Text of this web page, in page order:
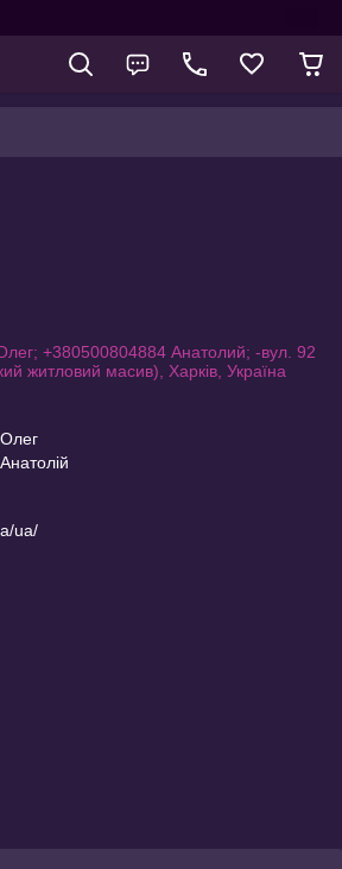
+380500804884 Анатолий; -вул. 92
житловий масив), Харків, Україна
, Олег
, Анатолій
ua/